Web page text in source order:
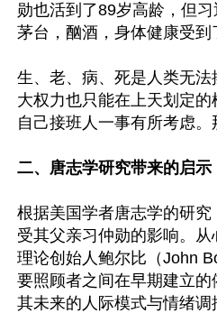
勋也活到了89岁高龄，但
茅台，酗酒，身体健康受到
生、老、病、死是人类无
大权力也只能在上天划定
自己接班人一事有所考虑。
二、唐志学研究带来的启示
根据美国学者唐志学的研
受其父亲习仲勋的影响。
理论创始人鲍尔比（John
要照顾者之间在早期建立
其未来的人际模式与情绪